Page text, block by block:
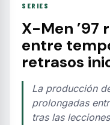
SERIES
X-Men ’97
entre
retrasos
La producción
prolongadas
tras las